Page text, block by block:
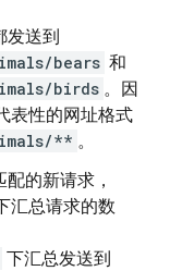
发送到
bears 和
birds 。因
表性的网址格式
** 。
配的新请求 ，
汇总请求的数
下汇总发送到